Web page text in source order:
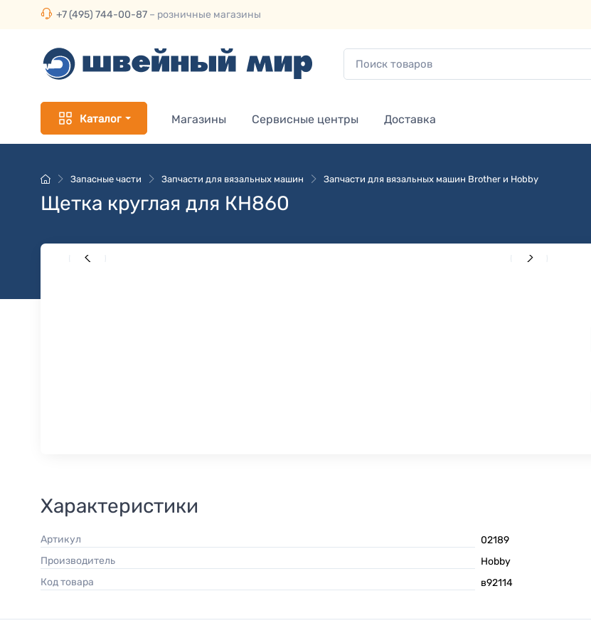
+7 (495) 744-00-87 – розничные магазины
Каталог Магазины Сервисные центры Доставка
Запасные части Запчасти для вязальных машин Запчасти для вязальных машин Brother и Hobby
Щетка круглая для КН860
Характеристики
Артикул
02189
Производитель
Hobby
Код товара
в92114